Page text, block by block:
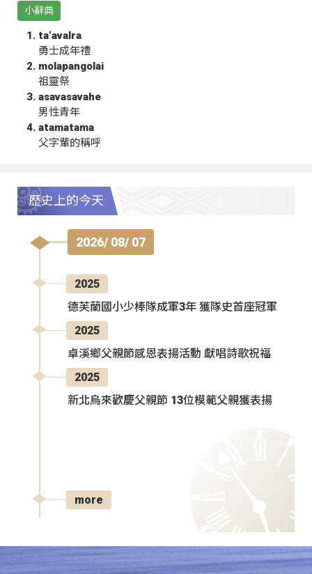
小辭典
ta‘avalra
勇士成年禮
molapangolai
祖靈祭
asavasavahe
男性青年
atamatama
父字輩的稱呼
歷史上的今天
2026/ 08/ 07
2025
德芙蘭國小少棒隊成軍3年 獲隊史首座冠軍
2025
卓溪鄉父親節感恩表揚活動 獻唱詩歌祝福
2025
新北烏來歡慶父親節 13位模範父親獲表揚
more